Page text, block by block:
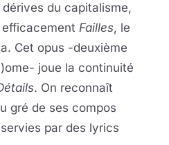
du capitalisme,
Failles, le
Cet opus -deuxième
joue la continuité
. On reconnaît
gré de ses compos
par des lyrics